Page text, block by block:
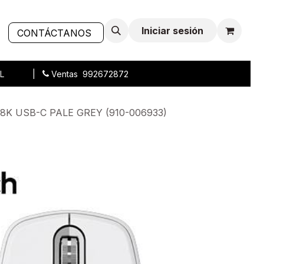
CONTÁCTANOS Iniciar sesión
| Ventas 992672872
USB-C PALE GREY (910-006933)